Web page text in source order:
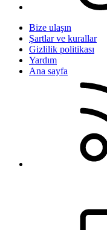
Bize ulaşın
Şartlar ve kurallar
Gizlilik politikası
Yardım
Ana sayfa